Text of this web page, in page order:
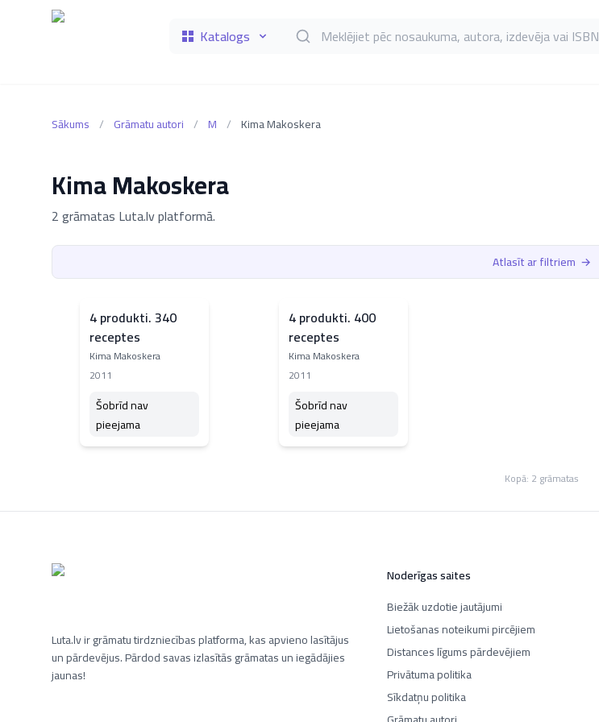
Katalogs Meklēt grāmatas pēc nosaukuma, autora, izdevēja vai ISBN
Sākums / Grāmatu autori / M / Kima Makoskera
Kima Makoskera
2 grāmatas Luta.lv platformā.
Atlasīt ar filtriem →
4 produkti. 340
receptes
Kima Makoskera
2011
Šobrīd nav
pieejama
4 produkti. 400
receptes
Kima Makoskera
2011
Šobrīd nav
pieejama
Kopā: 2 grāmatas
Luta.lv ir grāmatu tirdzniecības platforma, kas apvieno lasītājus
un pārdevējus. Pārdod savas izlasītās grāmatas un iegādājies
jaunas!
Noderīgas saites
Biežāk uzdotie jautājumi
Lietošanas noteikumi pircējiem
Distances līgums pārdevējiem
Privātuma politika
Sīkdatņu politika